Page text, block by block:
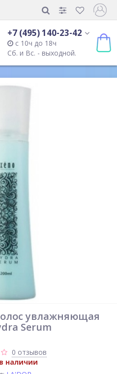
+7 (495) 140-23-42
с 10ч до 18ч
Сб. и Вс. - выходной.
увлажняющая
Serum
0 отзывов
наличии